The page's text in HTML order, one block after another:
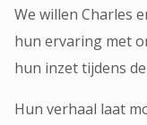
We willen Charles
hun ervaring met
hun inzet tijdens
Hun verhaal laat